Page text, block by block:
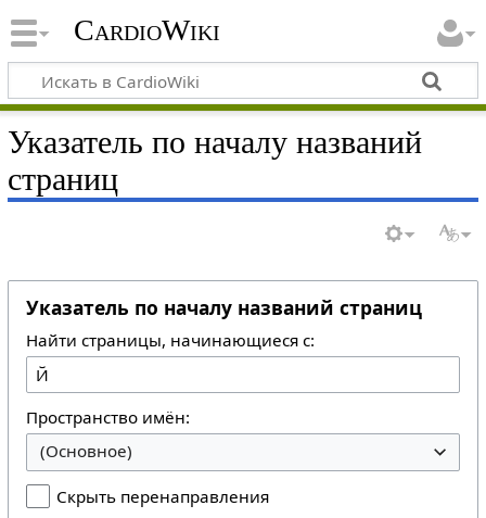
CardioWiki
Указатель по началу названий
страниц
Указатель по началу названий страниц
Найти страницы, начинающиеся с:
Пространство имён:
(Основное)
Скрыть перенаправления